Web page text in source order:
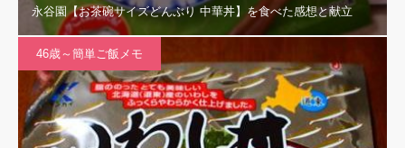
永谷園【お茶碗サイズどんぶり 中華丼】を食べた感想と献立
46歳～簡単ご飯メモ